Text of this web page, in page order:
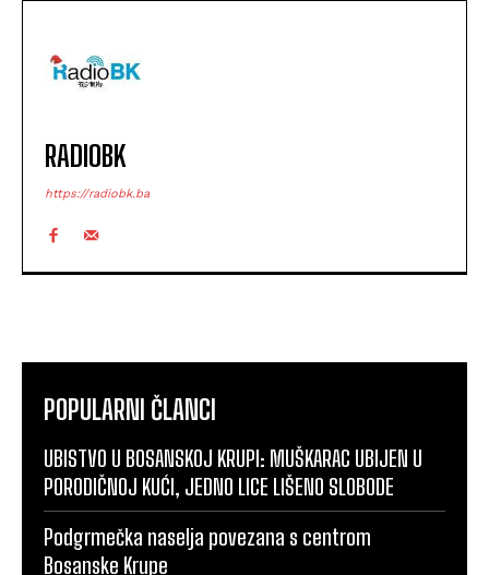
RADIOBK
https://radiobk.ba
POPULARNI ČLANCI
UBISTVO U BOSANSKOJ KRUPI: MUŠKARAC UBIJEN U
PORODIČNOJ KUĆI, JEDNO LICE LIŠENO SLOBODE
Podgrmečka naselja povezana s centrom
Bosanske Krupe